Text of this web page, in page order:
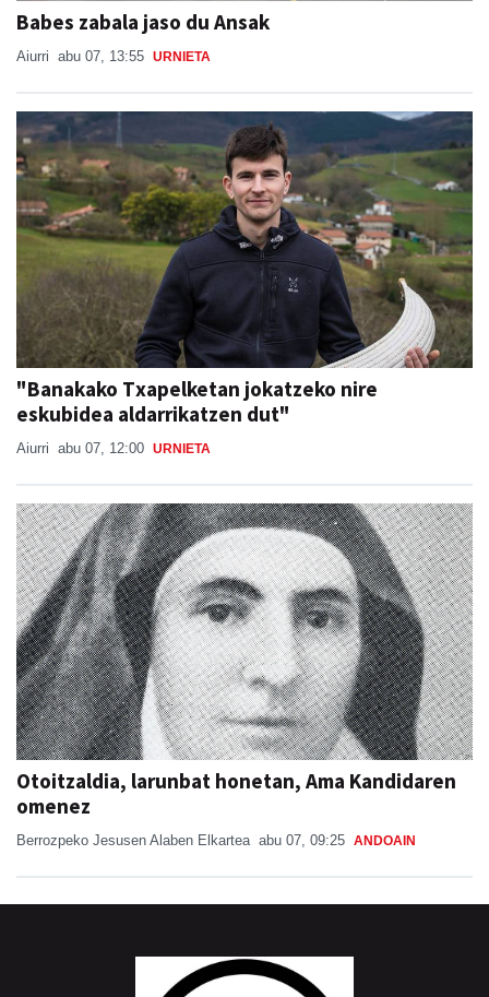
Babes zabala jaso du Ansak
Aiurri abu 07, 13:55 URNIETA
"Banakako Txapelketan jokatzeko nire
eskubidea aldarrikatzen dut"
Aiurri abu 07, 12:00 URNIETA
Otoitzaldia, larunbat honetan, Ama Kandidaren
omenez
Berrozpeko Jesusen Alaben Elkartea abu 07, 09:25 ANDOAIN